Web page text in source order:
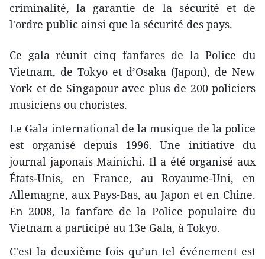
criminalité, la garantie de la sécurité et de
l'ordre public ainsi que la sécurité des pays.
Ce gala réunit cinq fanfares de la Police du
Vietnam, de Tokyo et d’Osaka (Japon), de New
York et de Singapour avec plus de 200 policiers
musiciens ou choristes.
Le Gala international de la musique de la police
est organisé depuis 1996. Une initiative du
journal japonais Mainichi. Il ​a été organisé aux
États-Unis, en France, au Royaume-Uni, en
Allemagne, aux Pays-Bas, au Japon et en Chine.
En 2008, la fanfare de la Police populaire du
Vietnam a participé au 13e Gala, à Tokyo.
C'est la deuxième fois qu’un tel événement est